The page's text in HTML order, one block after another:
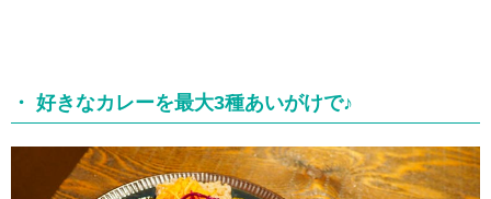
・ 好きなカレーを最大3種あいがけで♪